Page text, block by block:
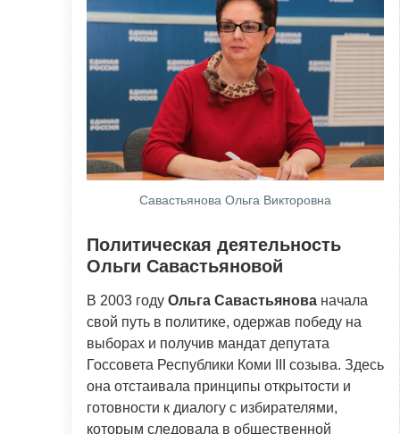
Савастьянова Ольга Викторовна
Политическая деятельность
Ольги Савастьяновой
В 2003 году Ольга Савастьянова начала
свой путь в политике, одержав победу на
выборах и получив мандат депутата
Госсовета Республики Коми III созыва. Здесь
она отстаивала принципы открытости и
готовности к диалогу с избирателями,
которым следовала в общественной